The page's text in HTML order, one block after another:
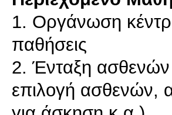
1. Οργάνωση
παθήσεις
2. Ένταξη ασθενών
επιλογή ασθενών,